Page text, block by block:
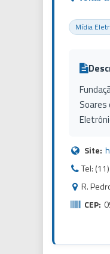
Mídia
Soares
Site:
Tel:
R.
CEP: